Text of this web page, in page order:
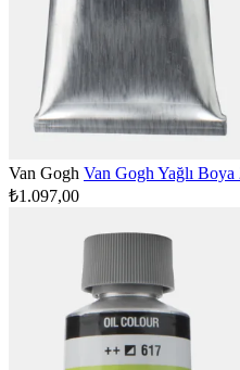
Van Gogh Van Gogh Yağlı
₺1.097,00